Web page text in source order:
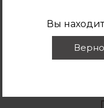
Вы
Верно